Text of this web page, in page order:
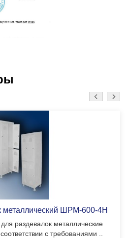
металлический ШРМ-600-4Н
раздевалок металлические
с требованиями ..